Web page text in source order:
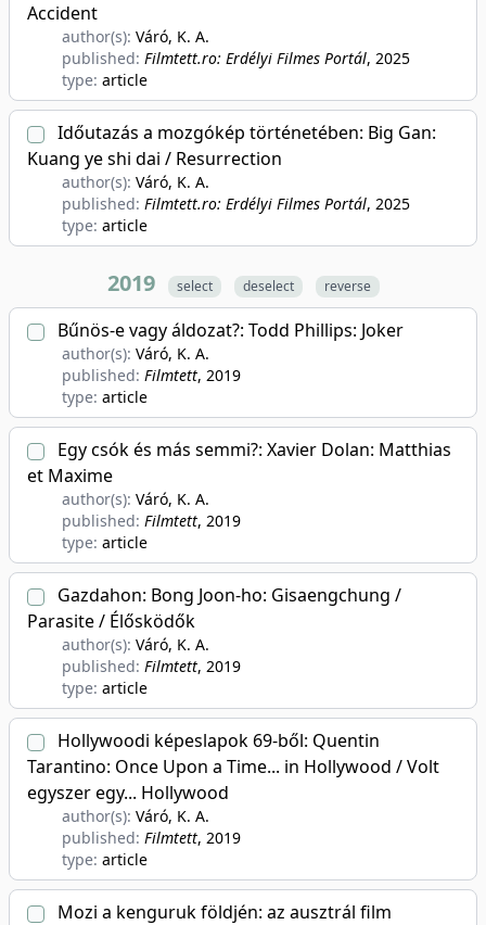
Accident
author(s): Váró, K. A.
published: Filmtett.ro: Erdélyi Filmes Portál, 2025
type: article
Időutazás a mozgókép történetében: Big Gan:
Kuang ye shi dai / Resurrection
author(s): Váró, K. A.
published: Filmtett.ro: Erdélyi Filmes Portál, 2025
type: article
2019 select deselect reverse
Bűnös-e vagy áldozat?: Todd Phillips: Joker
author(s): Váró, K. A.
published: Filmtett, 2019
type: article
Egy csók és más semmi?: Xavier Dolan: Matthias
et Maxime
author(s): Váró, K. A.
published: Filmtett, 2019
type: article
Gazdahon: Bong Joon-ho: Gisaengchung /
Parasite / Élősködők
author(s): Váró, K. A.
published: Filmtett, 2019
type: article
Hollywoodi képeslapok 69-ből: Quentin
Tarantino: Once Upon a Time... in Hollywood / Volt
egyszer egy... Hollywood
author(s): Váró, K. A.
published: Filmtett, 2019
type: article
Mozi a kenguruk földjén: az ausztrál film